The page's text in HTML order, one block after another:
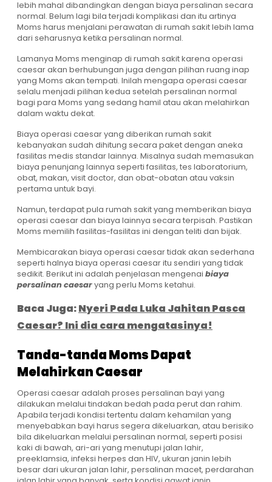
lebih mahal dibandingkan dengan biaya persalinan secara
normal. Belum lagi bila terjadi komplikasi dan itu artinya
Moms harus menjalani perawatan di rumah sakit lebih lama
dari seharusnya ketika persalinan normal.
Lamanya Moms menginap di rumah sakit karena operasi
caesar akan berhubungan juga dengan pilihan ruang inap
yang Moms akan tempati. Inilah mengapa operasi caesar
selalu menjadi pilihan kedua setelah persalinan normal
bagi para Moms yang sedang hamil atau akan melahirkan
dalam waktu dekat.
Biaya operasi caesar yang diberikan rumah sakit
kebanyakan sudah dihitung secara paket dengan aneka
fasilitas medis standar lainnya. Misalnya sudah memasukan
biaya penunjang lainnya seperti fasilitas, tes laboratorium,
obat, makan, visit doctor, dan obat-obatan atau vaksin
pertama untuk bayi.
Namun, terdapat pula rumah sakit yang memberikan biaya
operasi caesar dan biaya lainnya secara terpisah. Pastikan
Moms memilih fasilitas-fasilitas ini dengan teliti dan bijak.
Membicarakan biaya operasi caesar tidak akan sederhana
seperti halnya biaya operasi caesar itu sendiri yang tidak
sedikit. Berikut ini adalah penjelasan mengenai biaya
persalinan caesaryang perlu Moms ketahui.
Baca Juga:Nyeri Pada Luka Jahitan Pasca
Caesar? Ini dia cara mengatasinya!
Tanda-tanda Moms Dapat
Melahirkan Caesar
Operasi caesar adalah proses persalinan bayi yang
dilakukan melalui tindakan bedah pada perut dan rahim.
Apabila terjadi kondisi tertentu dalam kehamilan yang
menyebabkan bayi harus segera dikeluarkan, atau berisiko
bila dikeluarkan melalui persalinan normal, seperti posisi
kaki di bawah, ari-ari yang menutupi jalan lahir,
preeklamsia, infeksi herpes dan HIV, ukuran janin lebih
besar dari ukuran jalan lahir, persalinan macet, perdarahan